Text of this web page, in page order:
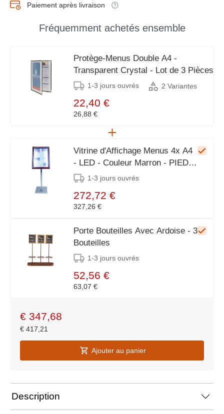
Paiement après livraison
Fréquemment achetés ensemble
Protège-Menus Double A4 -
Transparent Crystal - Lot de 3 Pièces
1-3 jours ouvrés 2 Variantes
22,40 €
26,88 €
Vitrine d'Affichage Menus 4x A4
- LED - Couleur Marron - PIED
VENDU SEPAREMENT
1-3 jours ouvrés
272,72 €
327,26 €
Porte Bouteilles Avec Ardoise - 3
Bouteilles
1-3 jours ouvrés
52,56 €
63,07 €
€ 347,68
€ 417,21
Ajouter au panier
Description